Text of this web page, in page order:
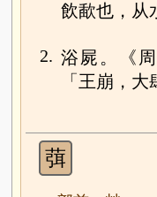
飲歃也，从
2. 浴屍。《
「王崩，大
葞